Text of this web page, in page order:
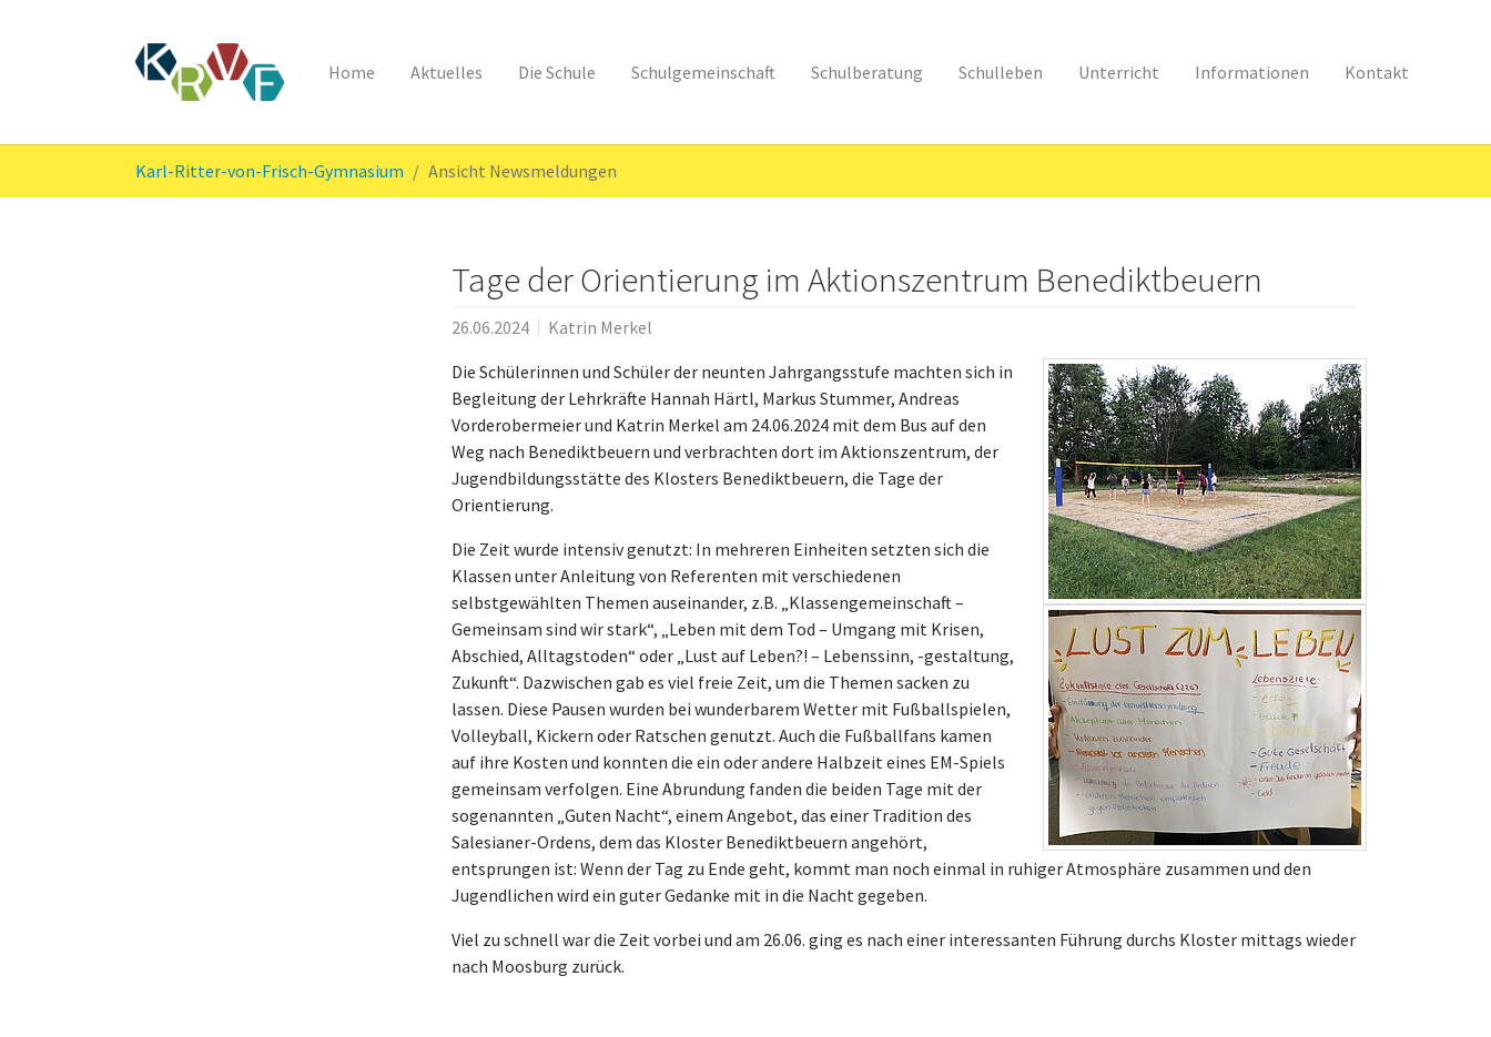
Home Aktuelles Die Schule Schulgemeinschaft Schulberatung Schulleben Unterricht Informationen Kontakt
Karl-Ritter-von-Frisch-Gymnasium Ansicht Newsmeldungen
Tage der Orientierung im Aktionszentrum Benediktbeuern
26.06.2024
Katrin Merkel
Die Schülerinnen und Schüler der neunten Jahrgangsstufe machten sich in
Begleitung der Lehrkräfte Hannah Härtl, Markus Stummer, Andreas
Vorderobermeier und Katrin Merkel am 24.06.2024 mit dem Bus auf den
Weg nach Benediktbeuern und verbrachten dort im Aktionszentrum, der
Jugendbildungsstätte des Klosters Benediktbeuern, die Tage der
Orientierung.
Die Zeit wurde intensiv genutzt: In mehreren Einheiten setzten sich die
Klassen unter Anleitung von Referenten mit verschiedenen
selbstgewählten Themen auseinander, z.B. „Klassengemeinschaft –
Gemeinsam sind wir stark“, „Leben mit dem Tod – Umgang mit Krisen,
Abschied, Alltagstoden“ oder „Lust auf Leben?! – Lebenssinn, -gestaltung,
Zukunft“. Dazwischen gab es viel freie Zeit, um die Themen sacken zu
lassen. Diese Pausen wurden bei wunderbarem Wetter mit Fußballspielen,
Volleyball, Kickern oder Ratschen genutzt. Auch die Fußballfans kamen
auf ihre Kosten und konnten die ein oder andere Halbzeit eines EM-Spiels
gemeinsam verfolgen. Eine Abrundung fanden die beiden Tage mit der
sogenannten „Guten Nacht“, einem Angebot, das einer Tradition des
Salesianer-Ordens, dem das Kloster Benediktbeuern angehört,
entsprungen ist: Wenn der Tag zu Ende geht, kommt man noch einmal in ruhiger Atmosphäre zusammen und den
Jugendlichen wird ein guter Gedanke mit in die Nacht gegeben.
Viel zu schnell war die Zeit vorbei und am 26.06. ging es nach einer interessanten Führung durchs Kloster mittags wieder
nach Moosburg zurück.